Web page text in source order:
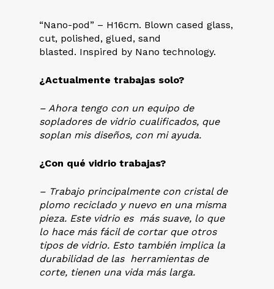
“Nano-pod” – H16cm. Blown cased glass,
cut, polished, glued, sand
blasted. Inspired by Nano technology.
¿Actualmente trabajas solo?
– Ahora tengo con un equipo de
sopladores de vidrio cualificados, que
soplan mis diseños, con mi ayuda.
¿Con qué vidrio trabajas?
– Trabajo principalmente con cristal de
plomo reciclado y nuevo en una misma
pieza. Este vidrio es más suave, lo que
lo hace más fácil de cortar que otros
tipos de vidrio. Esto también implica la
durabilidad de las herramientas de
corte, tienen una vida más larga.